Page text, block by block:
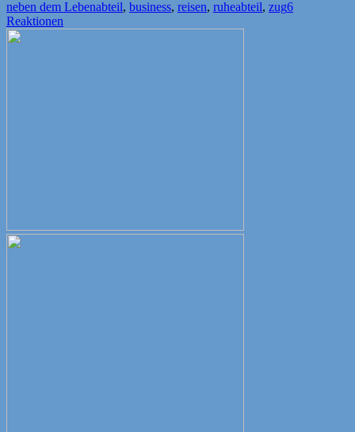
am
neben dem LebenSchlagwörter
abteil, business, reisen, ruheabteil, zug6
Reaktionen